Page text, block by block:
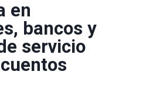
en
bancos y
servicio